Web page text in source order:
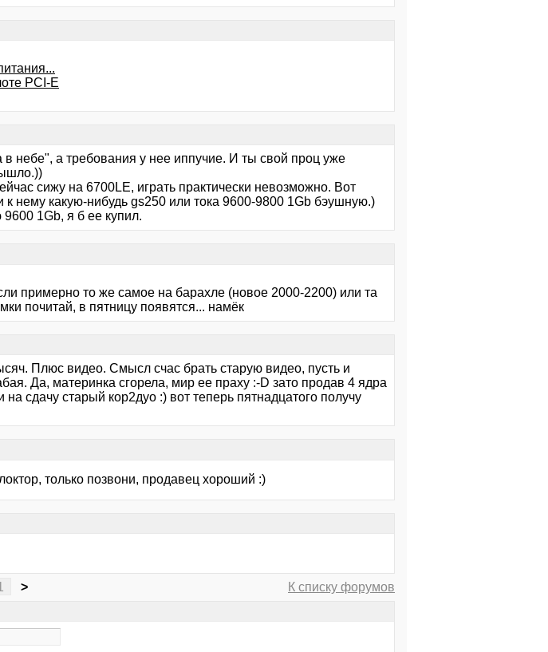
PCI-E
в небе", а требования у нее иппучие. И ты свой проц уже
сижу на 6700LE, играть практически невозможно. Вот
нему какую-нибудь gs250 или тока 9600-9800 1Gb бэушную.)
1Gb, я б ее купил.
примерно то же самое на барахле (новое 2000-2200) или та
почитай, в пятницу появятся... намёк
Плюс видео. Смысл счас брать старую видео, пусть и
Да, материнка сгорела, мир ее праху :-D зато продав 4 ядра
сдачу старый кор2дуо :) вот теперь пятнадцатого получу
только позвони, продавец хороший :)
>
К списку форумов